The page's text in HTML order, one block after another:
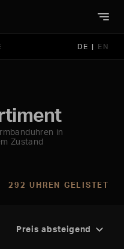
DE | EN
in
Zustand
292 UHREN GELISTET